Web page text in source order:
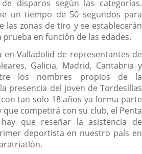
disparos según las categorías.
un tiempo de 50 segundos para
las zonas de tiro y se establecerán
en función de las edades.
en Valladolid de representantes de
Galicia, Madrid, Cantabria y
los nombres propios de la
presencia del joven de Tordesillas
tan solo 18 años ya forma parte
que competirá con su club, el Penta
hay que reseñar la asistencia de
deportista en nuestro país en